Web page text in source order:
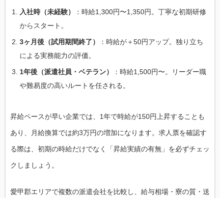
入社時（未経験）
：時給1,300円〜1,350円。丁寧な初期研修
からスタート。
3ヶ月後（試用期間終了）
：時給が＋50円アップ。独り立ち
による実務能力の評価。
1年後（派遣社員・ベテラン）
：時給1,500円〜。リーダー職
や難易度の高いルートを任される。
昇給ペースが早い企業では、1年で時給が150円上昇することも
あり、月給換算では約3万円の増加になります。求人票を確認す
る際は、初期の時給だけでなく「昇給実績の有無」を必ずチェッ
クしましょう。
愛甲郡エリアで複数の派遣会社を比較し、給与相場・寮の質・送